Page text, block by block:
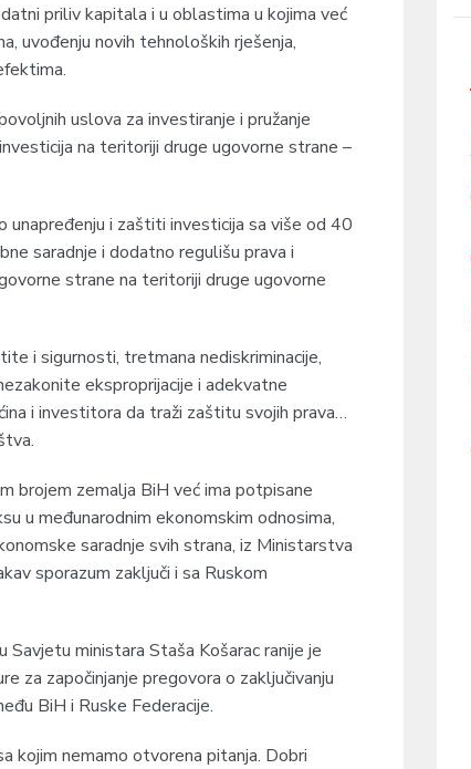
priliv kapitala i u oblastima u kojima već
uvođenju novih tehnoloških rješenja,
uslova za investiranje i pružanje
na teritoriji druge ugovorne strane –
i zaštiti investicija sa više od 40
saradnje i dodatno regulišu prava i
strane na teritoriji druge ugovorne
i sigurnosti, tretmana nediskriminacije,
eksproprijacije i adekvatne
i investitora da traži zaštitu svojih prava…
brojem zemalja BiH već ima potpisane
u međunarodnim ekonomskim odnosima,
saradnje svih strana, iz Ministarstva
sporazum zaključi i sa Ruskom
ministara Staša Košarac ranije je
za započinjanje pregovora o zaključivanju
BiH i Ruske Federacije.
kojim nemamo otvorena pitanja. Dobri